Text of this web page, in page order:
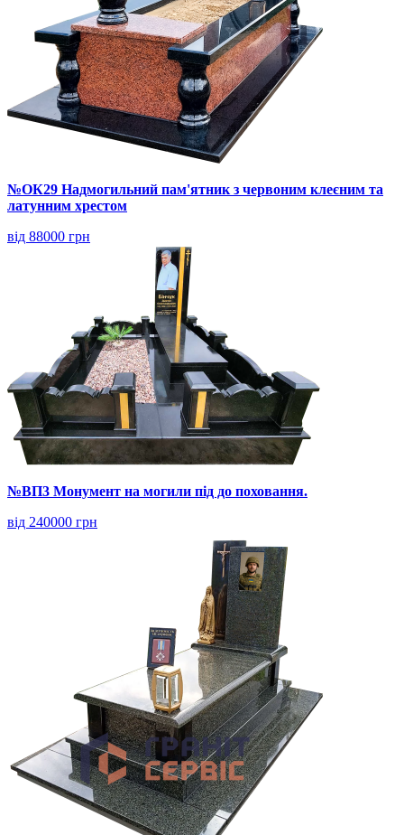
№ОК29 Надмогильний пам'ятник з червоним клеєним та
латунним хрестом
від 88000 грн
№ВП3 Монумент на могили під до поховання.
від 240000 грн